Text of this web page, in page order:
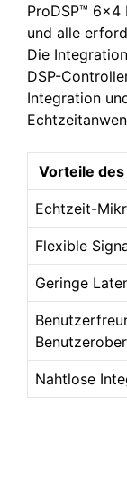
ProDSP™
und alle
Die
DSP-
Integration
Vorteile
Echtzeit-
Flexible
Geringe
Nahtlose